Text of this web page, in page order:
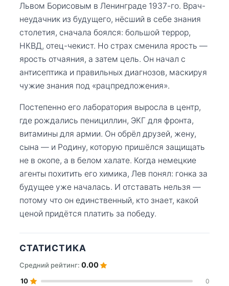
Львом Борисовым в Ленинграде 1937-го. Врач-
неудачник из будущего, нёсший в себе знания
столетия, сначала боялся: большой террор,
НКВД, отец-чекист. Но страх сменила ярость —
ярость отчаяния, а затем цель. Он начал с
антисептика и правильных диагнозов, маскируя
чужие знания под «рацпредложения».
Постепенно его лаборатория выросла в центр,
где рождались пенициллин, ЭКГ для фронта,
витамины для армии. Он обрёл друзей, жену,
сына — и Родину, которую пришёлся защищать
не в окопе, а в белом халате. Когда немецкие
агенты похитить его химика, Лев понял: гонка за
будущее уже началась. И отставать нельзя —
потому что он единственный, кто знает, какой
ценой придётся платить за победу.
СТАТИСТИКА
Средний рейтинг: 0.00
10 0